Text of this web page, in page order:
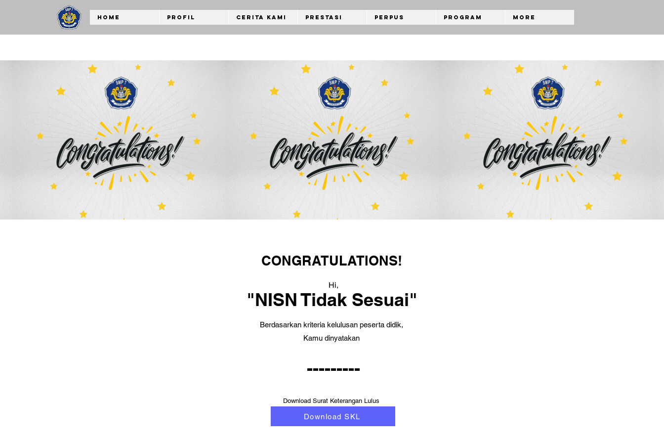
Home Profil Cerita Kami Prestasi Perpus Program More
CONGRATULATIONS!
Hi,
"NISN Tidak Sesuai"
Berdasarkan kriteria kelulusan peserta didik,
Kamu dinyatakan
---------
Download Surat Keterangan Lulus
Download SKL